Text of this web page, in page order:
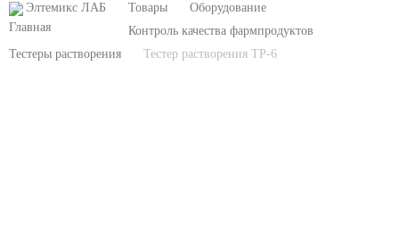
Элтемикс ЛАБ Товары
Оборудование
Контроль качества фармпродуктов
Тестеры растворения
Тестер растворения ТР-6